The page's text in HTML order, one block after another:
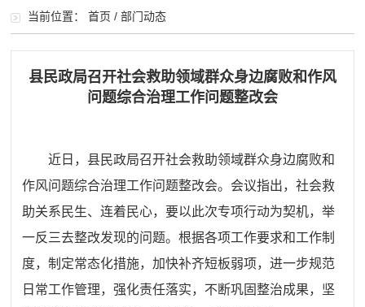
当前位置：首页 /部门动态
县民政局召开社会救助领域群众身边腐败和作风
问题综合治理工作问题整改会
近日，县民政局召开社会救助领域群众身边腐败和
作风问题综合治理工作问题整改会。会议指出，社会救
助关系民生、连着民心，要以此次专项行动为契机，举
一反三去整改发现的问题。根据各项工作要求和工作制
度，制定常态化措施，加快补齐短板弱项，进一步规范
日常工作管理，强化责任落实，不断巩固整治成果，坚